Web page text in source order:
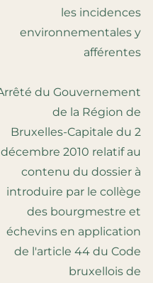
les incidences
environnementales y
afférentes
du Gouvernement
de la Région de
Bruxelles-Capitale du 2
décembre 2010 relatif au
contenu du dossier à
introduire par le collège
des bourgmestre et
échevins en application
de l'article 44 du Code
bruxellois de